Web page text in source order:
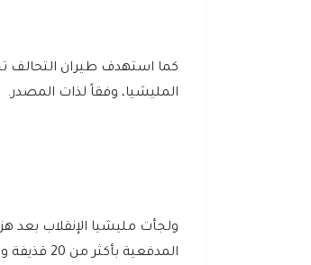
كما استهدف طيران
المليشيا، وفقاً لذات المصدر.
ولجأت مليشيا الإنقلاب بعد
المدفعية بأكثر من 20 قذيفة وصاروخ، نتج عنها سقوط ضحايا مدنيين غالبيتهم من النساء والأطفال.